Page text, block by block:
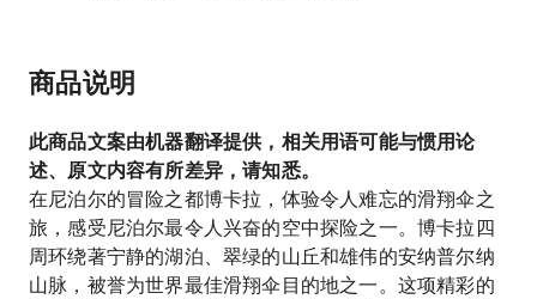
商品说明
此商品文案由机器翻译提供，相关用语可能与惯用论
述、原文内容有所差异，请知悉。
在尼泊尔的冒险之都博卡拉，体验令人难忘的滑翔伞之
旅，感受尼泊尔最令人兴奋的空中探险之一。博卡拉四
周环绕著宁静的湖泊、翠绿的山丘和雄伟的安纳普尔纳
山脉，被誉为世界最佳滑翔伞目的地之一。这项精彩的